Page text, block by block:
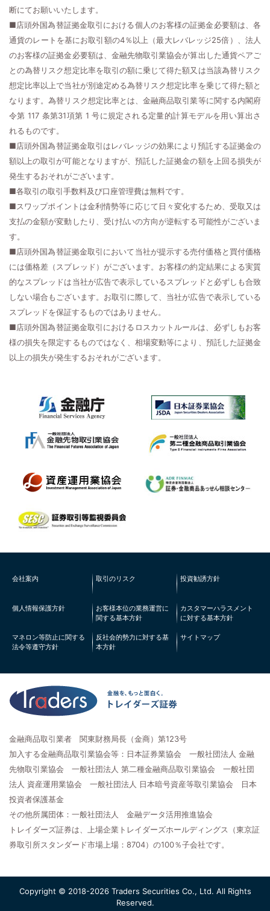
断にてお願いいたします。
■店頭外国為替証拠金取引における個人のお客様の証拠金必要額は、各
通貨のレートを基にお取引額の4％以上（最大レバレッジ25倍）、法人
のお客様の証拠金必要額は、金融先物取引業協会が算出した通貨ペアご
との為替リスク想定比率を取引の額に乗じて得た額又は当該為替リスク
想定比率以上で当社が別途定める為替リスク想定比率を乗じて得た額と
なります。為替リスク想定比率とは、金融商品取引業等に関する内閣府
令第 117 条第31項第 1 号に規定される定量的計算モデルを用い算出さ
れるものです。
■店頭外国為替証拠金取引はレバレッジの効果により預託する証拠金の
額以上の取引が可能となりますが、預託した証拠金の額を上回る損失が
発生するおそれがございます。
■各取引の取引手数料及び口座管理費は無料です。
■スワップポイントは金利情勢等に応じて日々変化するため、受取又は
支払の金額が変動したり、受け払いの方向が逆転する可能性がございま
す。
■店頭外国為替証拠金取引において当社が提示する売付価格と買付価格
には価格差（スプレッド）がございます。お客様の約定結果による実質
的なスプレッドは当社が広告で表示しているスプレッドと必ずしも合致
しない場合もございます。お取引に際して、当社が広告で表示している
スプレッドを保証するものではありません。
■店頭外国為替証拠金取引におけるロスカットルールは、必ずしもお客
様の損失を限定するものではなく、相場変動等により、預託した証拠金
以上の損失が発生するおそれがございます。
会社案内 取引のリスク 投資勧誘方針
個人情報保護方針
お客様本位の業務運営に
関する基本方針
カスタマーハラスメント
に対する基本方針
マネロン等防止に関する
法令等遵守方針
反社会的勢力に対する基
本方針
サイトマップ
金融商品取引業者 関東財務局長（金商）第123号
加入する金融商品取引業協会等：日本証券業協会 一般社団法人 金融
先物取引業協会 一般社団法人 第二種金融商品取引業協会 一般社団
法人 資産運用業協会 一般社団法人 日本暗号資産等取引業協会 日本
投資者保護基金
その他所属団体：一般社団法人 金融データ活用推進協会
トレイダーズ証券は、上場企業トレイダーズホールディングス（東京証
券取引所スタンダード市場上場：8704）の100％子会社です。
Copyright © 2018-2026 Traders Securities Co., Ltd. All Rights
Reserved.